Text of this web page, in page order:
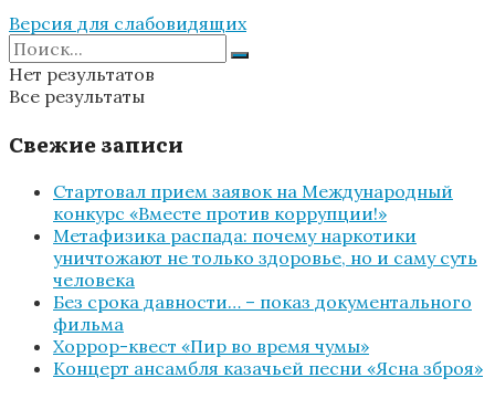
Версия для слабовидящих
Нет результатов
Все результаты
Свежие записи
Стартовал прием заявок на Международный
конкурс «Вместе против коррупции!»
Метафизика распада: почему наркотики
уничтожают не только здоровье, но и саму суть
человека
Без срока давности… – показ документального
фильма
Хоррор-квест «Пир во время чумы»
Концерт ансамбля казачьей песни «Ясна зброя»